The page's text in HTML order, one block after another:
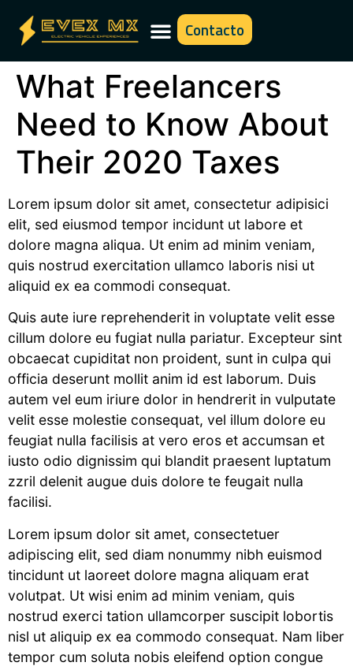
Contacto
What Freelancers
Need to Know About
Their 2020 Taxes
Lorem ipsum dolor sit amet, consectetur adipisici
elit, sed eiusmod tempor incidunt ut labore et
dolore magna aliqua. Ut enim ad minim veniam,
quis nostrud exercitation ullamco laboris nisi ut
aliquid ex ea commodi consequat.
Quis aute iure reprehenderit in voluptate velit esse
cillum dolore eu fugiat nulla pariatur. Excepteur sint
obcaecat cupiditat non proident, sunt in culpa qui
officia deserunt mollit anim id est laborum. Duis
autem vel eum iriure dolor in hendrerit in vulputate
velit esse molestie consequat, vel illum dolore eu
feugiat nulla facilisis at vero eros et accumsan et
iusto odio dignissim qui blandit praesent luptatum
zzril delenit augue duis dolore te feugait nulla
facilisi.
Lorem ipsum dolor sit amet, consectetuer
adipiscing elit, sed diam nonummy nibh euismod
tincidunt ut laoreet dolore magna aliquam erat
volutpat. Ut wisi enim ad minim veniam, quis
nostrud exerci tation ullamcorper suscipit lobortis
nisl ut aliquip ex ea commodo consequat. Nam liber
tempor cum soluta nobis eleifend option congue